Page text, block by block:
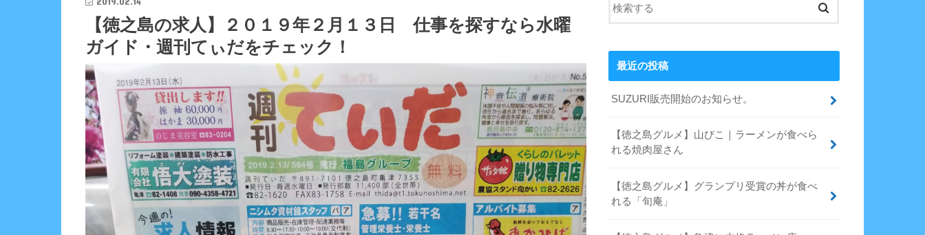
【徳之島の求人】２０１９年２月１３日 仕事を探すなら水曜
ガイド・週刊てぃだをチェック！
最近の投稿
SUZURI販売開始のお知らせ。
【徳之島グルメ】山びこ｜ラーメンが食べら
れる焼肉屋さん
【徳之島グルメ】グランプリ受賞の丼が食べ
れる「旬庵」